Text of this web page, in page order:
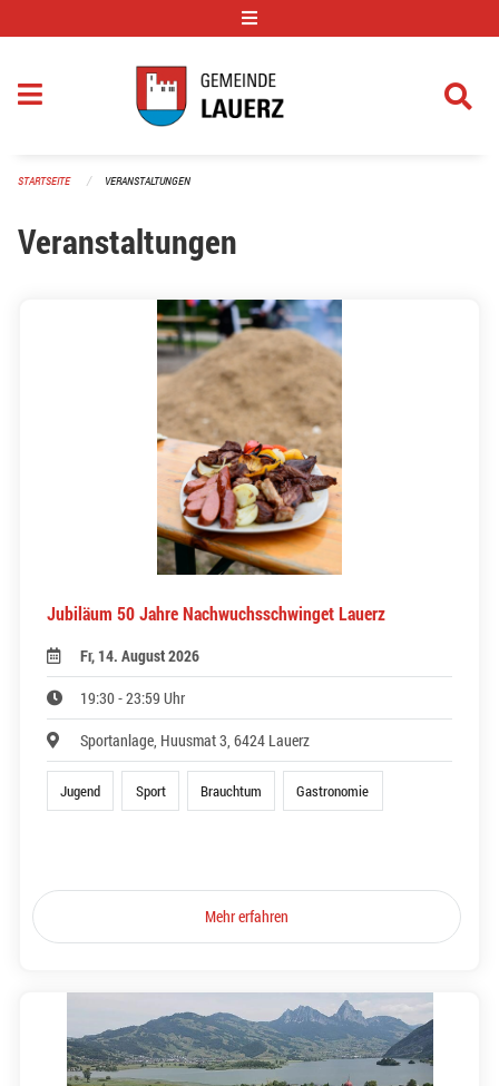
STARTSEITE VERANSTALTUNGEN
Veranstaltungen
Jubiläum 50 Jahre Nachwuchsschwinget Lauerz
Fr, 14. August 2026
19:30 - 23:59 Uhr
Sportanlage, Huusmat 3, 6424 Lauerz
Jugend Sport Brauchtum Gastronomie
Mehr erfahren